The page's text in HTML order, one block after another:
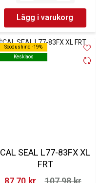
Lägg i varukorg
Soodushind -19%
Kesklaos
Soodushind -19%
Kesklaos
CAL SEAL L77-83FX XL
FRT